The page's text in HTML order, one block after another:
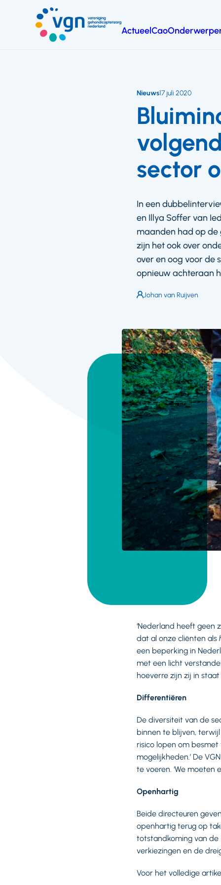
hoofdinhoud
ActueelCao
sector
Nieuws17 juli 2020
In een
en Illya Soffer van
maanden had op de
zijn het ook over
over en oog voor de
opnieuw achteraan
Auteur:
Johan van Ruijven
‘Nederland heeft geen
dat al onze cliënten als
een beperking in
met een licht
hoeverre zijn zij in
Differentiëren
De diversiteit van de
binnen te blijven,
risico lopen om
mogelijkheden.’ De
te voeren. ‘We moeten
Openhartig
Beide directeuren
openhartig terug op
totstandkoming van de
verkiezingen en de
Voor het volledige